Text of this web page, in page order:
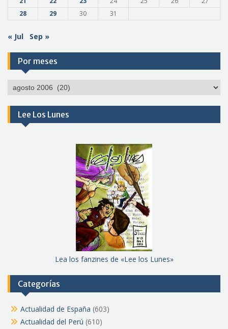
28
29 30 31
« Jul Sep »
Por meses
Por
Lee Los Lunes
Lea los fanzines de «Lee los Lunes»
Categorías
Actualidad de España (603)
Actualidad del Perú (610)